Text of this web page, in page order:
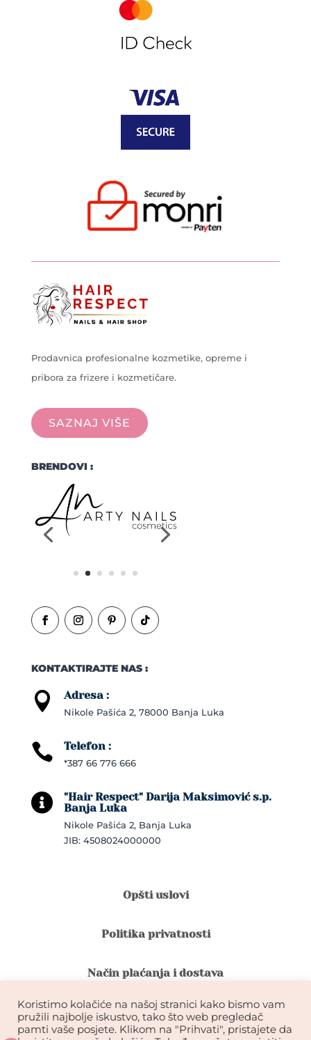
Prodavnica profesionalne kozmetike, opreme i
pribora za frizere i kozmetičare.
SAZNAJ VIŠE
BRENDOVI :
KONTAKTIRAJTE NAS :
 Adresa :
Nikole Pašića 2, 78000 Banja Luka
 Telefon :
*387 66 776 666

"Hair Respect" Darija Maksimović s.p.
Banja Luka
Nikole Pašića 2, Banja Luka
JIB: 4508024000000
Opšti uslovi
Politika privatnosti
Način plaćanja i dostava
Reklamacije i povrat robe
Koristimo kolačiće na našoj stranici kako bismo vam
pružili najbolje iskustvo, tako što web pregledač
pamti vaše posjete. Klikom na "Prihvati", pristajete da